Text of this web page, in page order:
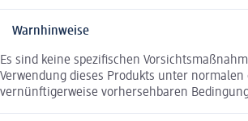
Warnhinweise
Es sind keine spezifischen
Verwendung dieses Produkts unter normalen
vernünftigerweise vorhersehbaren